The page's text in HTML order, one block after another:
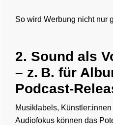
So wird Werbung nicht nur
2. Sound als
– z. B. für
Podcast-
Musiklabels,
Audiofokus können das